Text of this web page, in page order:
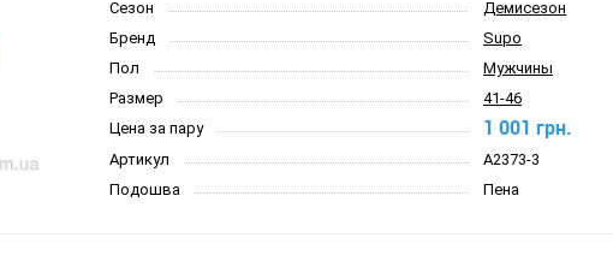
Сезон
Демисезон
Бренд
Supo
Пол
Мужчины
Размер
41-46
Цена за пару
1 001 грн.
Артикул
A2373-3
Подошва
Пена